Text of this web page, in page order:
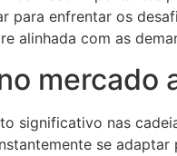
para enfrentar os
alinhada com as
mercado
significativo nas
se